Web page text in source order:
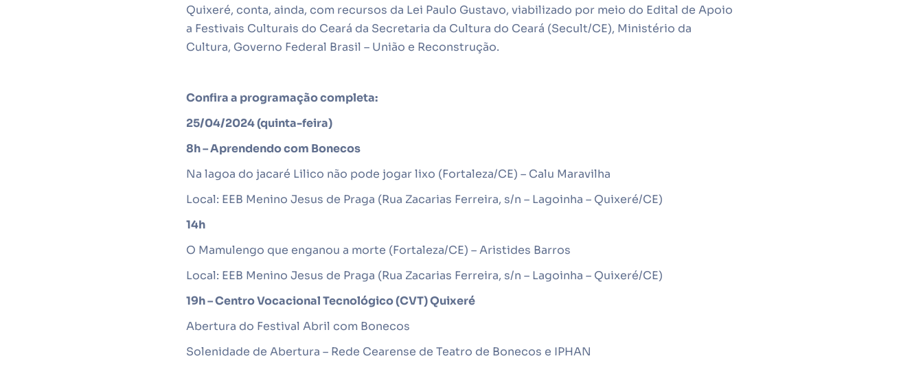
Quixeré, conta, ainda, com recursos da Lei Paulo Gustavo, viabilizado por meio do Edital de Apoio
a Festivais Culturais do Ceará da Secretaria da Cultura do Ceará (Secult/CE), Ministério da
Cultura, Governo Federal Brasil – União e Reconstrução.
Confira a programação completa:
25/04/2024 (quinta-feira)
8h – Aprendendo com Bonecos
Na lagoa do jacaré Lilico não pode jogar lixo (Fortaleza/CE) – Calu Maravilha
Local: EEB Menino Jesus de Praga (Rua Zacarias Ferreira, s/n – Lagoinha – Quixeré/CE)
14h
O Mamulengo que enganou a morte (Fortaleza/CE) – Aristides Barros
Local: EEB Menino Jesus de Praga (Rua Zacarias Ferreira, s/n – Lagoinha – Quixeré/CE)
19h – Centro Vocacional Tecnológico (CVT) Quixeré
Abertura do Festival Abril com Bonecos
Solenidade de Abertura – Rede Cearense de Teatro de Bonecos e IPHAN